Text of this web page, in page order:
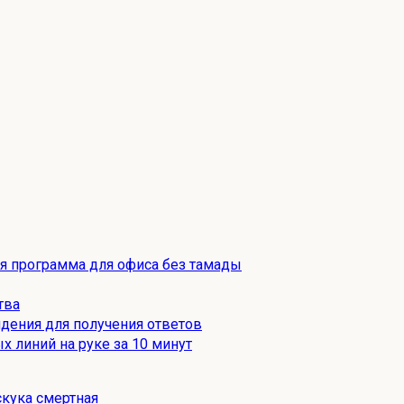
программа для офиса без тамады
для получения ответов
линий на руке за 10 минут